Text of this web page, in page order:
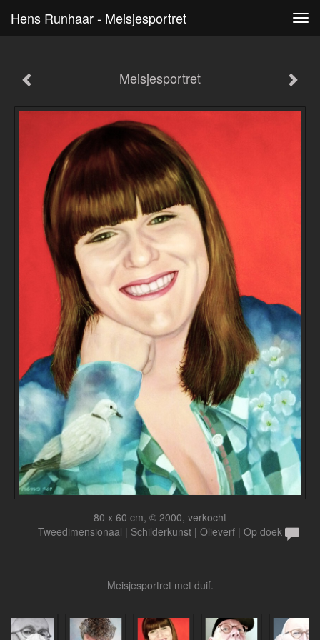
Hens Runhaar - Meisjesportret
Meisjesportret
80 x 60 cm, © 2000, verkocht
Tweedimensionaal | Schilderkunst | Olieverf | Op doek
Meisjesportret met duif.